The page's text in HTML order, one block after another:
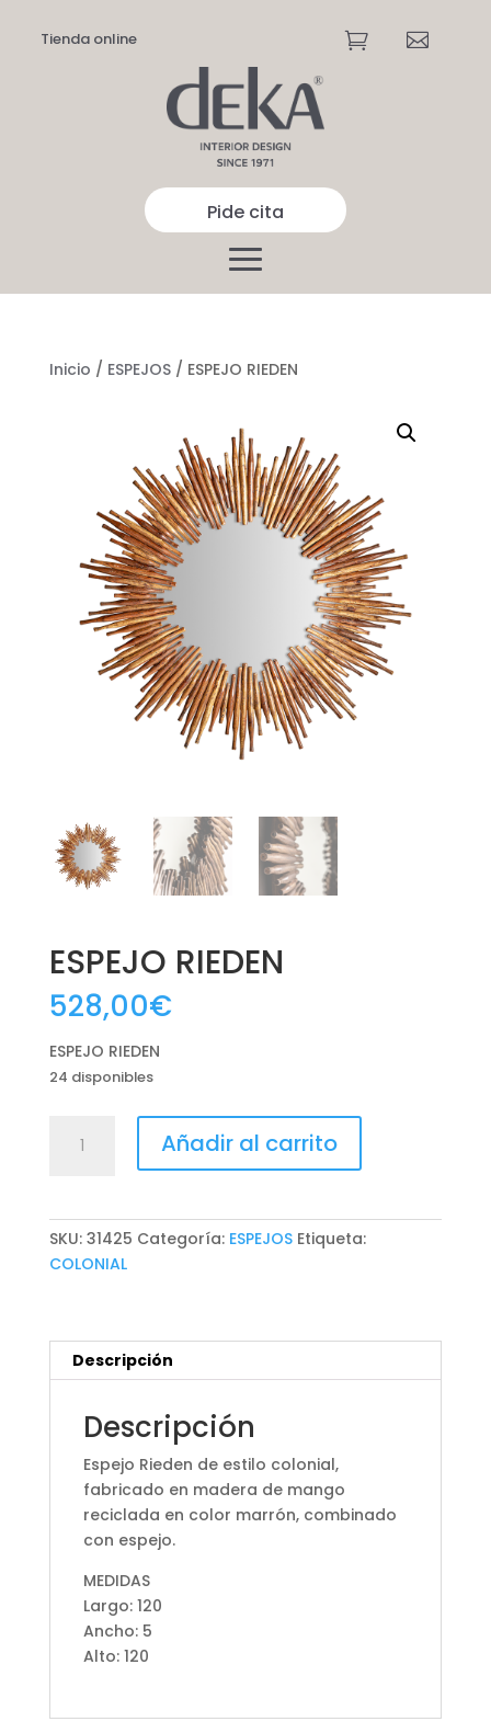
Tienda online  
Pide cita
Inicio / ESPEJOS/ ESPEJO RIEDEN
ESPEJO RIEDEN
528,00€
ESPEJO RIEDEN
24 disponibles
RIEDEN
Añadir al carrito
SKU: 31425 Categoría: ESPEJOS Etiqueta:
COLONIAL
Descripción
Descripción
Espejo Rieden de estilo colonial,
fabricado en madera de mango
reciclada en color marrón, combinado
con espejo.
MEDIDAS
Largo: 120
Ancho: 5
Alto: 120